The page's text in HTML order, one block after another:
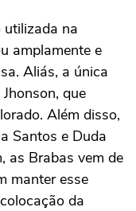
utilizada na
amplamente e
Aliás, a única
que
Além disso,
Santos e Duda
as Brabas vem de
manter esse
da